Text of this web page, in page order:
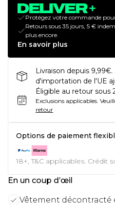
Protégez votre commande
Retours sous 35 jours, 5 €
plus encore.
En savoir plus
Livraison depuis
d'importation de l'UE
Éligible au retour sous
Exclusions applicables.
retour
Options de paiement
18+, T&C applicables. Crédit
En un coup d’œil
Vêtement décontracté